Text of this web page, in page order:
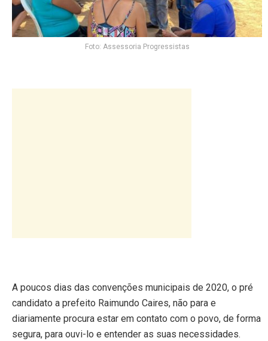
Foto: Assessoria Progressistas
A poucos dias das convenções municipais de 2020, o pré
candidato a prefeito Raimundo Caires, não para e
diariamente procura estar em contato com o povo, de forma
segura, para ouvi-lo e entender as suas necessidades.